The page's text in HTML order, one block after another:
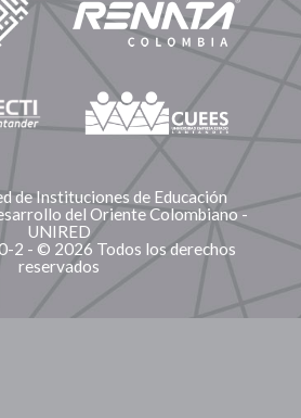
de Instituciones de Educación
del Oriente Colombiano -
UNIRED
2 - © 2026 Todos los derechos
reservados